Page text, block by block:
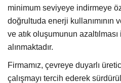
minimum seviyeye indirmeye
doğrultuda enerji kullanımının
ve atık oluşumunun
alınmaktadır.
Firmamız, çevreye duyarlı
çalışmayı tercih ederek